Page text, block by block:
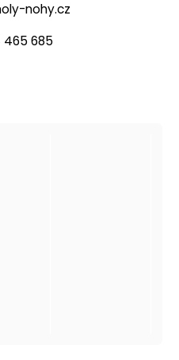
nohy.cz
465 685